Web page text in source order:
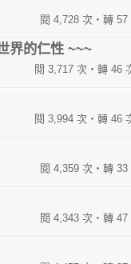
閱 4,728 次‧轉
界的仁性 ~~~
閱 3,717 次‧轉 46
閱 3,994 次‧轉 46
閱 4,359 次‧轉
閱 4,343 次‧轉